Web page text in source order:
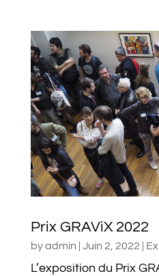
Prix GRAViX 2022
byadmin Juin 2, 2022
L’exposition du Prix